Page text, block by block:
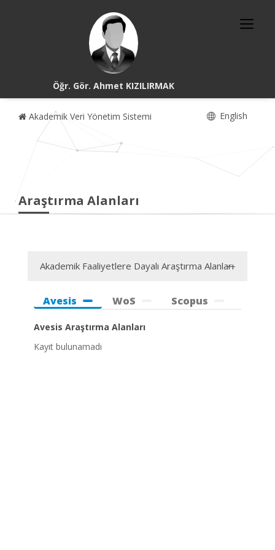
Öğr. Gör. Ahmet KIZILIRMAK
Akademik Veri Yönetim Sistemi English
Araştırma Alanları
Akademik Faaliyetlere Dayalı Araştırma Alanları
Avesis WoS Scopus
Avesis Araştırma Alanları
Kayıt bulunamadı